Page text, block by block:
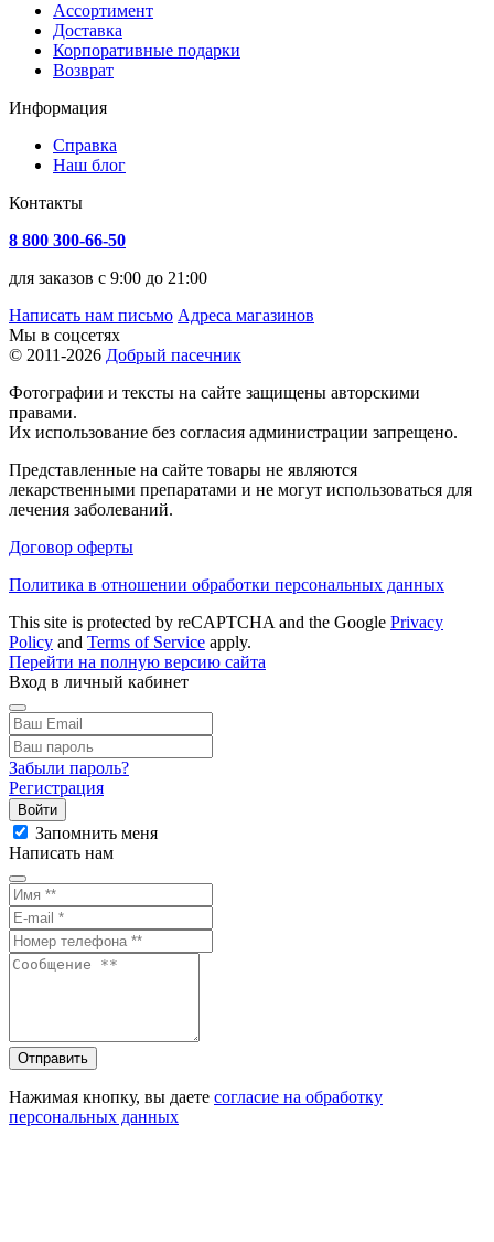
Ассортимент
Доставка
Корпоративные подарки
Возврат
Информация
Справка
Наш блог
Контакты
8 800 300-66-50
для заказов с 9:00 до 21:00
Написать нам письмо Адреса магазинов
Мы в соцсетях
© 2011-2026 Добрый пасечник
Фотографии и тексты на сайте защищены авторскими
правами.
Их использование без согласия администрации запрещено.
Представленные на сайте товары не являются
лекарственными препаратами и не могут использоваться для
лечения заболеваний.
Договор оферты
Политика в отношении обработки персональных данных
This site is protected by reCAPTCHA and the Google Privacy
Policy and Terms of Service apply.
Перейти на полную версию сайта
Вход в личный кабинет
Забыли пароль?
Регистрация
Войти
Запомнить меня
Написать нам
Отправить
Нажимая кнопку, вы даете согласие на обработку
персональных данных